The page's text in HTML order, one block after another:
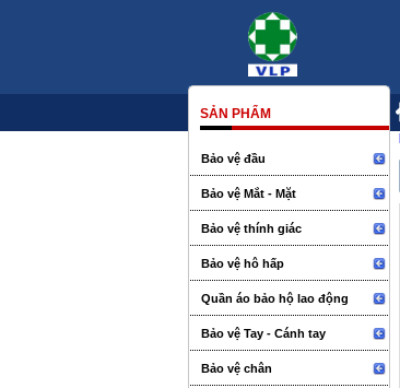
SẢN PHẨM
Bảo vệ đầu
Bảo vệ Mắt - Mặt
Bảo vệ thính giác
Bảo vệ hô hấp
Quần áo bảo hộ lao động
Bảo vệ Tay - Cánh tay
Bảo vệ chân